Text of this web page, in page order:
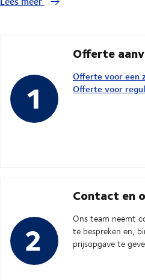
Offerte
Offerte voor een
Offerte voor
Contact en
Ons team neemt
te bespreken en,
prijsopgave te